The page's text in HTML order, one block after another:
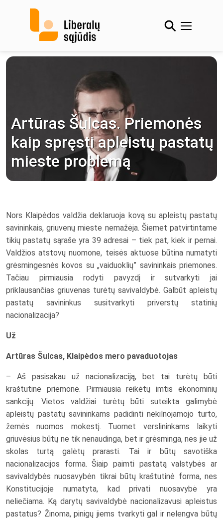
Artūras Šulcas. Priemonės
kaip spręsti apleistų pastatų
mieste problemą
Nors Klaipėdos valdžia deklaruoja kovą su apleistų pastatų
savininkais, griuvenų mieste nemažėja. Šiemet patvirtintame
tikių pastatų sąraše yra 39 adresai – tiek pat, kiek ir pernai.
Valdžios atstovų nuomone, teisės aktuose būtina numatyti
grėsmingesnės kovos su „vaiduoklių” savininkais priemones.
Tačiau pirmiausia rodyti pavyzdį ir sutvarkyti jai
priklausančias griuvenas turėtų savivaldybė. Galbūt apleistų
pastatų savininkus susitvarkyti priverstų statinių
nacionalizacija?
Už
Artūras Šulcas, Klaipėdos mero pavaduotojas
– Aš pasisakau už nacionalizaciją, bet tai turėtų būti
kraštutinė priemonė. Pirmiausia reikėtų imtis ekonominių
sankcijų. Vietos valdžiai turėtų būti suteikta galimybė
apleistų pastatų savininkams padidinti nekilnojamojo turto,
žemės nuomos mokestį. Tuomet verslininkams laikyti
griuvėsius būtų ne tik nenaudinga, bet ir grėsminga, nes jie už
skolas turtą galėtų prarasti. Tai ir būtų savotiška
nacionalizacijos forma. Šiaip paimti pastatą valstybės ar
savivaldybės nuosavybėn tikrai būtų kraštutinė forma, nes
Konstitucijoje numatyta, kad privati nuosavybė yra
neliečiama. Ką darytų savivaldybė nacionalizavusi apleistus
pastatus? Žinoma, pinigų jiems tvarkyti gal ir nelengva būtų